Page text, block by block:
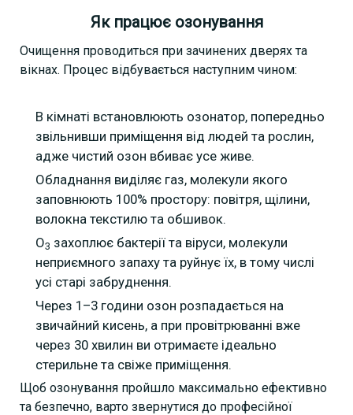
Як працює озонування
Очищення проводиться при зачинених дверях та
вікнах. Процес відбувається наступним чином:
В кімнаті встановлюють озонатор, попередньо
звільнивши приміщення від людей та рослин,
адже чистий озон вбиває усе живе.
Обладнання виділяє газ, молекули якого
заповнюють 100% простору: повітря, щілини,
волокна текстилю та обшивок.
О3 захоплює бактерії та віруси, молекули
неприємного запаху та руйнує їх, в тому числі
усі старі забруднення.
Через 1–3 години озон розпадається на
звичайний кисень, а при провітрюванні вже
через 30 хвилин ви отримаєте ідеально
стерильне та свіже приміщення.
Щоб озонування пройшло максимально ефективно
та безпечно, варто звернутися до професійної